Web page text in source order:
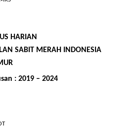
HARIAN
SABIT MERAH INDONESIA
: 2019 – 2024